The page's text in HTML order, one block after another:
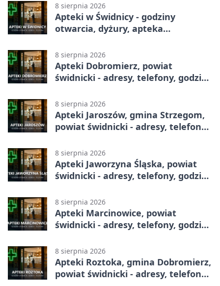
8 sierpnia 2026
Apteki w Świdnicy - godziny
otwarcia, dyżury, apteka
8 sierpnia 2026
Apteki Dobromierz, powiat
świdnicki - adresy, telefony, godziny
8 sierpnia 2026
Apteki Jaroszów, gmina Strzegom,
powiat świdnicki - adresy, telefony,
8 sierpnia 2026
Apteki Jaworzyna Śląska, powiat
świdnicki - adresy, telefony, godziny
8 sierpnia 2026
Apteki Marcinowice, powiat
świdnicki - adresy, telefony, godziny
8 sierpnia 2026
Apteki Roztoka, gmina Dobromierz,
powiat świdnicki - adresy, telefony,